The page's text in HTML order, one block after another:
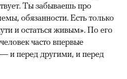
Ты забываешь про
обязанности. Есть только
и остаться живым». По его
часто впервые
— и перед другими, и перед